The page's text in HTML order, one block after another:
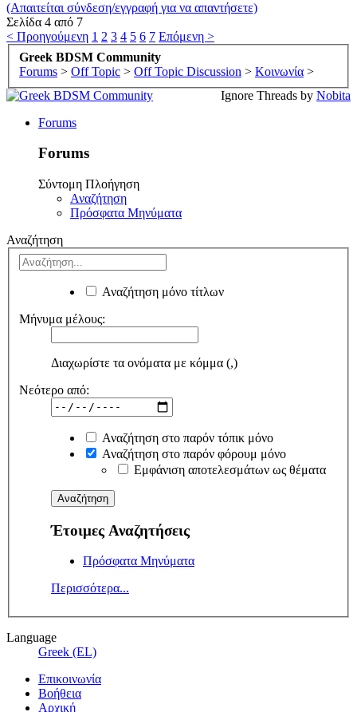
(Απαιτείται σύνδεση/εγγραφή για να απαντήσετε)
Σελίδα 4 από 7
< Προηγούμενη 1 2 3 4 5 6 7 Επόμενη >
Greek BDSM Community
Forums > Off Topic > Off Topic Discussion > Κοινωνία >
Ignore Threads by Nobita
Forums
Forums
Σύντομη Πλοήγηση
Αναζήτηση
Πρόσφατα Μηνύματα
Αναζήτηση
Αναζήτηση μόνο τίτλων
Μήνυμα μέλους:
Διαχωρίστε τα ονόματα με κόμμα (,)
Νεότερο από:
Αναζήτηση στο παρόν τόπικ μόνο
Αναζήτηση στο παρόν φόρουμ μόνο
Εμφάνιση αποτελεσμάτων ως θέματα
Έτοιμες Αναζητήσεις
Πρόσφατα Μηνύματα
Περισσότερα...
Language
Greek (EL)
Επικοινωνία
Βοήθεια
Αρχική